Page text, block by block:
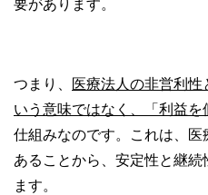
要があります。
つまり、
医療法人の非営利性
いう意味ではなく、「利益を
仕組みなのです。これは、
あることから、安定性と継続
ます。